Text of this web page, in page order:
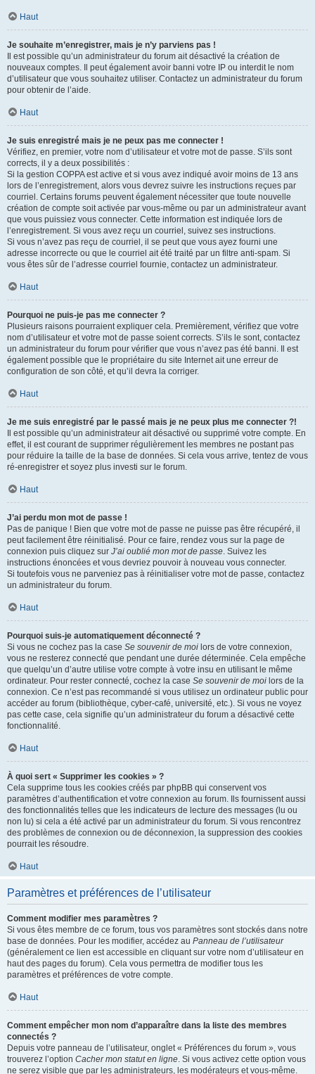
Haut
Je souhaite m’enregistrer, mais je n’y parviens pas !
Il est possible qu’un administrateur du forum ait désactivé la création de
nouveaux comptes. Il peut également avoir banni votre IP ou interdit le nom
d’utilisateur que vous souhaitez utiliser. Contactez un administrateur du forum
pour obtenir de l’aide.
Haut
Je suis enregistré mais je ne peux pas me connecter !
Vérifiez, en premier, votre nom d’utilisateur et votre mot de passe. S’ils sont
corrects, il y a deux possibilités :
Si la gestion COPPA est active et si vous avez indiqué avoir moins de 13 ans
lors de l’enregistrement, alors vous devrez suivre les instructions reçues par
courriel. Certains forums peuvent également nécessiter que toute nouvelle
création de compte soit activée par vous-même ou par un administrateur avant
que vous puissiez vous connecter. Cette information est indiquée lors de
l’enregistrement. Si vous avez reçu un courriel, suivez ses instructions.
Si vous n’avez pas reçu de courriel, il se peut que vous ayez fourni une
adresse incorrecte ou que le courriel ait été traité par un filtre anti-spam. Si
vous êtes sûr de l’adresse courriel fournie, contactez un administrateur.
Haut
Pourquoi ne puis-je pas me connecter ?
Plusieurs raisons pourraient expliquer cela. Premièrement, vérifiez que votre
nom d’utilisateur et votre mot de passe soient corrects. S’ils le sont, contactez
un administrateur du forum pour vérifier que vous n’avez pas été banni. Il est
également possible que le propriétaire du site Internet ait une erreur de
configuration de son côté, et qu’il devra la corriger.
Haut
Je me suis enregistré par le passé mais je ne peux plus me connecter ?!
Il est possible qu’un administrateur ait désactivé ou supprimé votre compte. En
effet, il est courant de supprimer régulièrement les membres ne postant pas
pour réduire la taille de la base de données. Si cela vous arrive, tentez de vous
ré-enregistrer et soyez plus investi sur le forum.
Haut
J’ai perdu mon mot de passe !
Pas de panique ! Bien que votre mot de passe ne puisse pas être récupéré, il
peut facilement être réinitialisé. Pour ce faire, rendez vous sur la page de
connexion puis cliquez sur J’ai oublié mon mot de passe. Suivez les
instructions énoncées et vous devriez pouvoir à nouveau vous connecter.
Si toutefois vous ne parveniez pas à réinitialiser votre mot de passe, contactez
un administrateur du forum.
Haut
Pourquoi suis-je automatiquement déconnecté ?
Si vous ne cochez pas la case Se souvenir de moi lors de votre connexion,
vous ne resterez connecté que pendant une durée déterminée. Cela empêche
que quelqu’un d’autre utilise votre compte à votre insu en utilisant le même
ordinateur. Pour rester connecté, cochez la case Se souvenir de moi lors de la
connexion. Ce n’est pas recommandé si vous utilisez un ordinateur public pour
accéder au forum (bibliothèque, cyber-café, université, etc.). Si vous ne voyez
pas cette case, cela signifie qu’un administrateur du forum a désactivé cette
fonctionnalité.
Haut
À quoi sert « Supprimer les cookies » ?
Cela supprime tous les cookies créés par phpBB qui conservent vos
paramètres d’authentification et votre connexion au forum. Ils fournissent aussi
des fonctionnalités telles que les indicateurs de lecture des messages (lu ou
non lu) si cela a été activé par un administrateur du forum. Si vous rencontrez
des problèmes de connexion ou de déconnexion, la suppression des cookies
pourrait les résoudre.
Haut
Paramètres et préférences de l’utilisateur
Comment modifier mes paramètres ?
Si vous êtes membre de ce forum, tous vos paramètres sont stockés dans notre
base de données. Pour les modifier, accédez au Panneau de l’utilisateur
(généralement ce lien est accessible en cliquant sur votre nom d’utilisateur en
haut des pages du forum). Cela vous permettra de modifier tous les
paramètres et préférences de votre compte.
Haut
Comment empêcher mon nom d’apparaître dans la liste des membres
connectés ?
Depuis votre panneau de l’utilisateur, onglet « Préférences du forum », vous
trouverez l’option Cacher mon statut en ligne. Si vous activez cette option vous
ne serez visible que par les administrateurs, les modérateurs et vous-même.